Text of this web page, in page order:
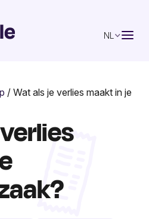
NL
/Wat als je verlies maakt in je